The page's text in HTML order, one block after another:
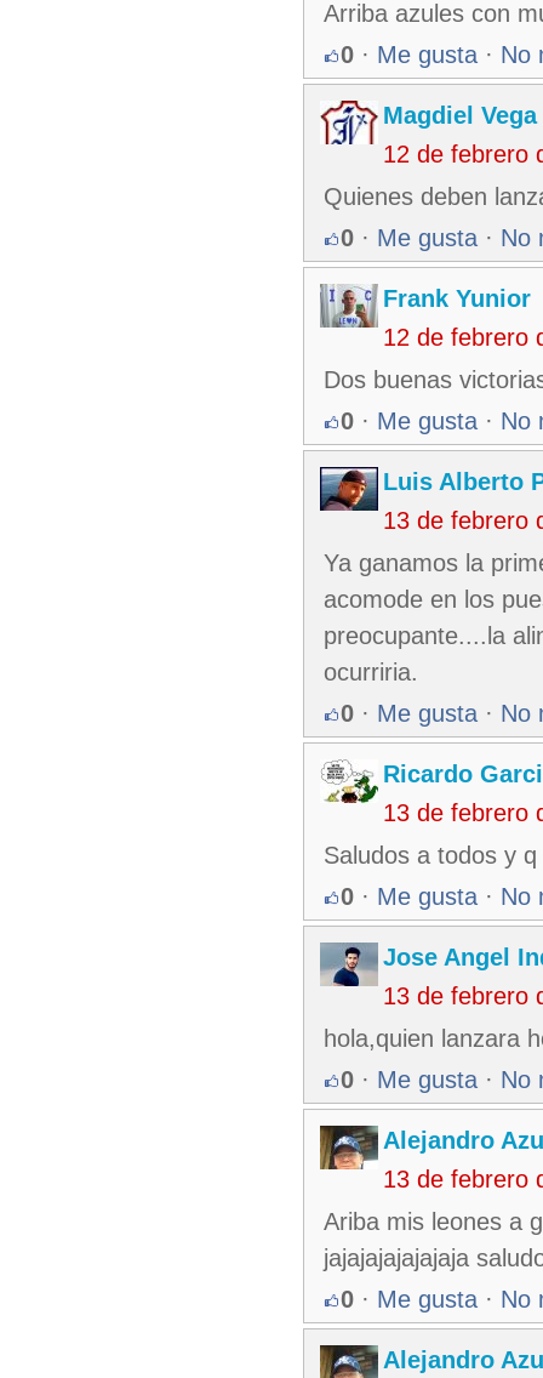
Arriba azules con
0 · Me gusta · No
Magdiel Vega
12 de febrero
Quienes deben
0 · Me gusta · No
Frank Yunior
12 de febrero
Dos buenas
0 · Me gusta · No
Luis Alberto
13 de febrero
Ya ganamos la
acomode en los
preocupante....la
ocurriria.
0 · Me gusta · No
Ricardo
13 de febrero
Saludos a todos y
0 · Me gusta · No
Jose Angel
13 de febrero
hola,quien lanzara
0 · Me gusta · No
Alejandro
13 de febrero
Ariba mis leones a
jajajajajajajaja
0 · Me gusta · No
Alejandro